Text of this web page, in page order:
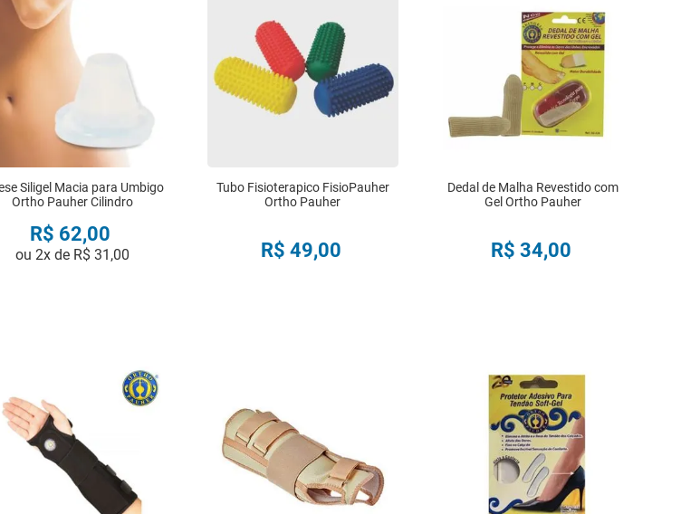
Siligel Macia para Umbigo
Ortho Pauher Cilindro
R$ 62,00
ou 2x de R$ 31 ,00
Tubo Fisioterapico FisioPauher
Ortho Pauher
R$ 49,00
Dedal de Malha Revestido com
Gel Ortho Pauher
R$ 34,00